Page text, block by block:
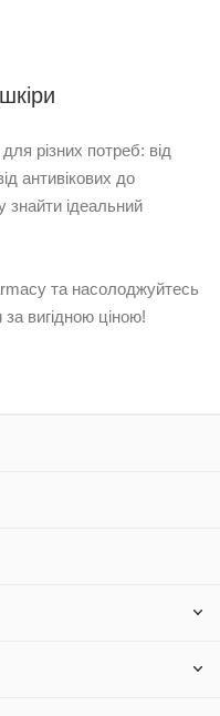
різних потреб: від
антивікових до
ідеальний
та насолоджуйтесь
вигідною ціною!